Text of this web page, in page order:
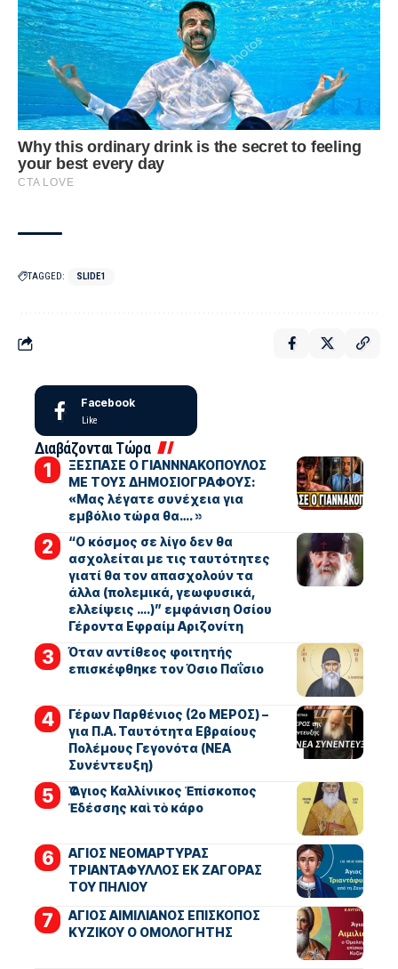
TAGGED: SLIDE1
Facebook
Like
Διαβάζονται Τώρα
ΞΕΣΠΑΣΕ Ο ΓΙΑΝΝΝΑΚΟΠΟΥΛΟΣ
ΜΕ ΤΟΥΣ ΔΗΜΟΣΙΟΓΡΑΦΟΥΣ:
«Μας λέγατε συνέχεια για
εμβόλιο τώρα θα…. »
“Ο κόσμος σε λίγο δεν θα
ασχολείται με τις ταυτότητες
γιατί θα τον απασχολούν τα
άλλα (πολεμικά, γεωφυσικά,
ελλείψεις ….)” εμφάνιση Οσίου
Γέροντα Εφραίμ Αριζονίτη
Όταν αντίθεος φοιτητής
επισκέφθηκε τον Όσιο Παΐσιο
Γέρων Παρθένιος (2ο ΜΕΡΟΣ) –
για Π.Α. Ταυτότητα Εβραίους
Πολέμους Γεγονότα (ΝΕΑ
Συνέντευξη)
Ὁ Ἅγιος Καλλίνικος Ἐπίσκοπος
Ἐδέσσης καὶ τὸ κάρο
ΑΓΙΟΣ ΝΕΟΜΑΡΤΥΡΑΣ
ΤΡΙΑΝΤΑΦΥΛΛΟΣ ΕΚ ΖΑΓΟΡΑΣ
ΤΟΥ ΠΗΛΙΟΥ
ΑΓΙΟΣ ΑΙΜΙΛΙΑΝΟΣ ΕΠΙΣΚΟΠΟΣ
ΚΥΖΙΚΟΥ Ο ΟΜΟΛΟΓΗΤΗΣ